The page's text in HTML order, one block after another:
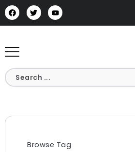
Browse Tag